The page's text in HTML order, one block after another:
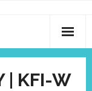
| KFI-W